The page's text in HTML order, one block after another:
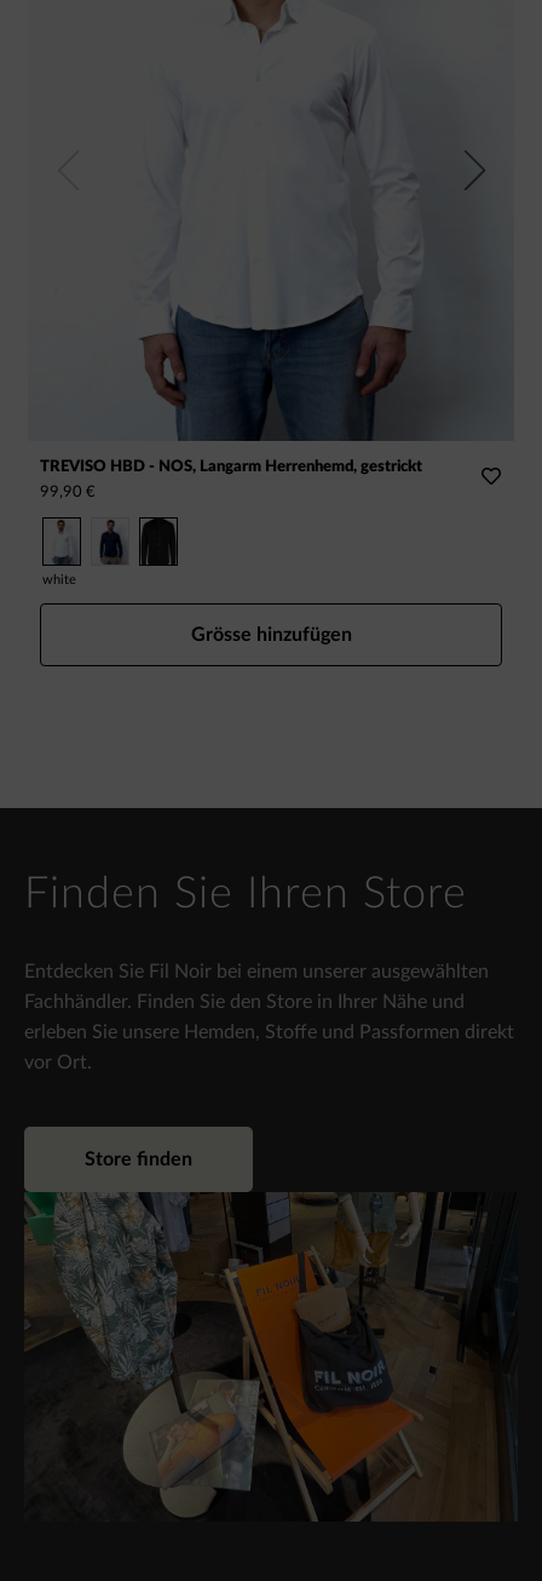
TREVISO HBD - NOS, Langarm Herrenhemd, gestrickt
99,90 €
white
Grösse hinzufügen
Next
Finden Sie Ihren Store
Entdecken Sie Fil Noir bei einem unserer ausgewählten
Fachhändler. Finden Sie den Store in Ihrer Nähe und
erleben Sie unsere Hemden, Stoffe und Passformen direkt
vor Ort.
Store finden